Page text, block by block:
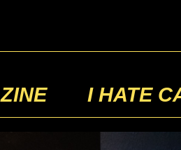
ZINE I HATE